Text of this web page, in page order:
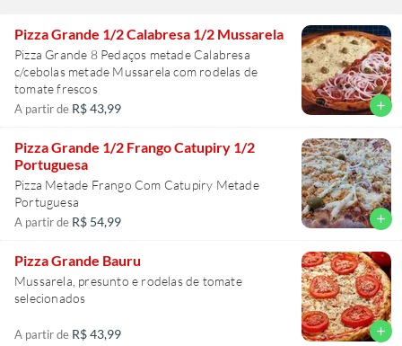
Pizza Grande 1/2 Calabresa 1/2 Mussarela
Pizza Grande 8 Pedaços metade Calabresa
c/cebolas metade Mussarela com rodelas de
tomate frescos
A partir de R$ 43,99 add
Pizza Grande 1/2 Frango Catupiry 1/2
Portuguesa
Pizza Metade Frango Com Catupiry Metade
Portuguesa
A partir de R$ 54,99 add
Pizza Grande Bauru
Mussarela, presunto e rodelas de tomate
selecionados
A partir de R$ 43,99 add